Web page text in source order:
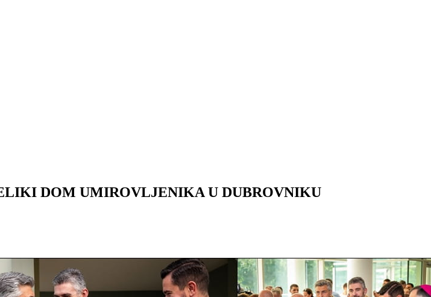
DOM UMIROVLJENIKA U DUBROVNIKU